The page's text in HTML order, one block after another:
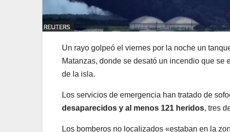
Un rayo golpeó el viernes por la noche un
Matanzas, donde se desató un incendio que
de la isla.
Los servicios de emergencia han tratado de
desaparecidos y al menos 121 heridos, tres
Los bomberos no localizados «estaban en la